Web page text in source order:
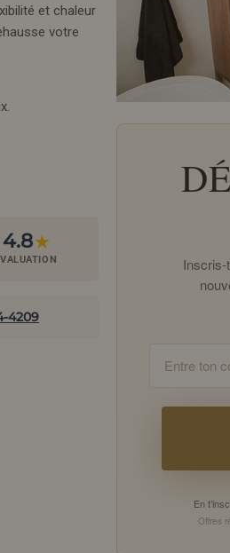
et chaleur
votre
4.8★
4209
Inscris-
En
Offres